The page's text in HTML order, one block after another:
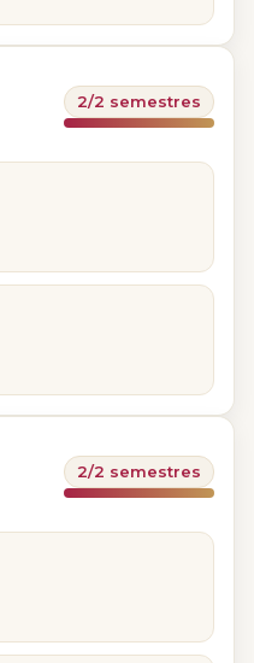
2/2 semestres
2/2 semestres